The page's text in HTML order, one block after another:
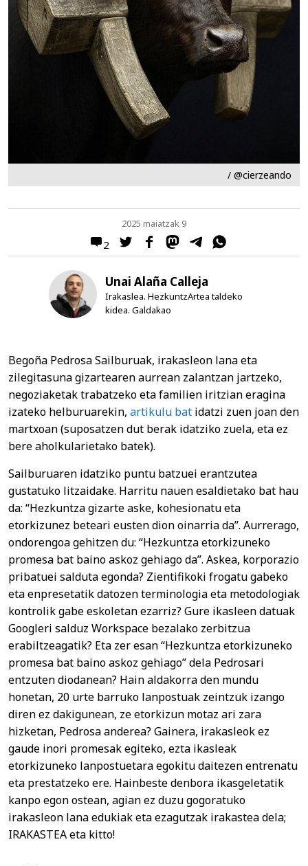
/ @cierzeando
2
2025 maiatzak 9
Unai Alaña Calleja
Irakaslea. HezkuntzArtea taldeko
kidea. Galdakao
Begoña Pedrosa Sailburuak, irakasleon lana eta
zilegitasuna gizartearen aurrean zalantzan jartzeko,
negoziaketak trabatzeko eta familien iritzian eragina
izateko helburuarekin, artikulu bat idatzi zuen joan den
martxoan (suposatzen dut berak idatziko zuela, eta ez
bere aholkularietako batek).
Sailburuaren idatziko puntu batzuei erantzutea
gustatuko litzaidake. Harritu nauen esaldietako bat hau
da: “Hezkuntza gizarte aske, kohesionatu eta
etorkizunez beteari eusten dion oinarria da”. Aurrerago,
ondorengoa gehitzen du: “Hezkuntza etorkizuneko
promesa bat baino askoz gehiago da”. Askea, korporazio
pribatuei salduta egonda? Zientifikoki frogatu gabeko
eta enpresetatik datozen terminologia eta metodologiak
kontrolik gabe eskoletan ezarriz? Gure ikasleen datuak
Googleri salduz Workspace bezalako zerbitzua
erabiltzeagatik? Eta zer esan “Hezkuntza etorkizuneko
promesa bat baino askoz gehiago” dela Pedrosari
entzuten diodanean? Hain aldakorra den mundu
honetan, 20 urte barruko lanpostuak zeintzuk izango
diren ez dakigunean, ze etorkizun motaz ari zara
hizketan, Pedrosa anderea? Gainera, irakasleok ez
gaude inori promesak egiteko, ezta ikasleak
etorkizuneko lanpostuetara egokitu daitezen entrenatu
eta prestatzeko ere. Hainbeste denbora ikasgeletatik
kanpo egon ostean, agian ez duzu gogoratuko
irakasleon lana edukiak eta ezagutzak irakastea dela;
IRAKASTEA eta kitto!